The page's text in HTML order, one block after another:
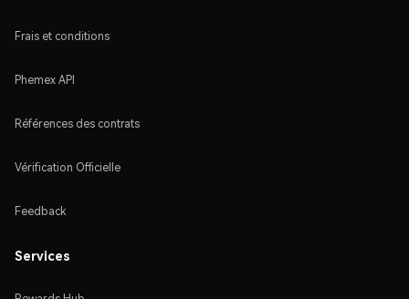
Frais et conditions
Phemex API
Références des contrats
Vérification Officielle
Feedback
Services